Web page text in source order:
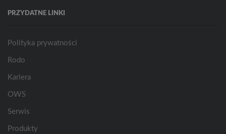
PRZYDATNE LINKI
Polityka prywatności
Rodo
Kariera
OWS
Serwis
Produkty